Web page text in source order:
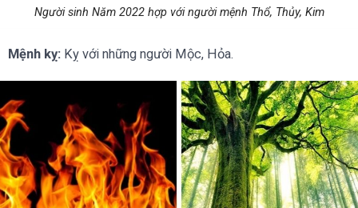
Người sinh Năm 2022 hợp với người mệnh Thổ, Thủy, Kim
Mệnh kỵ: Kỵ với những người Mộc, Hỏa.